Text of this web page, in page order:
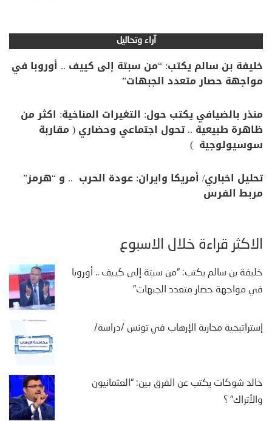
آراء وتحاليل
خليفة بن سالم يكتب: “من سبتة إلى كييف .. أوروبا في
مواجهة حصار متعدد الجبهات”
منذر بالضيافي يكتب حول: التغيرات المناخية: اكثر من
ظاهرة طبيعية .. تحول اجتماعي وحضاري ( مقاربة
سوسيولوجية )
تحليل اخباري/ أمريكا وايران: عودة الحرب .. و “هرمز”
مربط الفرس
الأكثر قراءة خلال الأسبوع
خليفة بن سالم يكتب: “من سبتة إلى كييف .. أوروبا
في مواجهة حصار متعدد الجبهات”
إستراتيجية محاربة الإرهاب في تونس /دراسة/
خالد شوكات يكتب عن الفرق بين: “العثمانيون
والأتراك” ؟